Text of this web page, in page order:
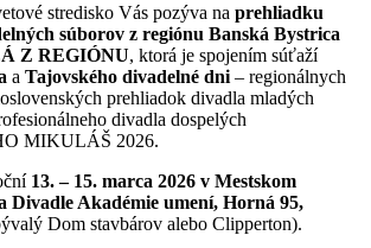
stredisko Vás pozýva na prehliadku
súborov z regiónu Banská Bystrica
Z REGIÓNU, ktorá je spojením súťaží
a Tajovského divadelné dni – regionálnych
prehliadok divadla mladých
divadla dospelých
MIKULÁŠ 2026.
13. – 15. marca 2026 v Mestskom
Divadle Akadémie umení, Horná 95,
Dom stavbárov alebo Clipperton).